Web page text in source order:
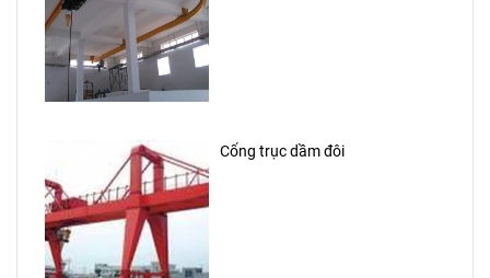
Cổng trục dầm đôi